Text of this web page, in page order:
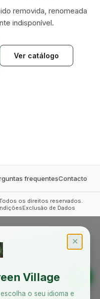
removida, renomeada
indisponível.
Ver catálogo
frequentesContacto
os direitos reservados.
Exclusão de Dados
✕
Village
o seu idioma e